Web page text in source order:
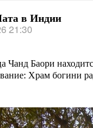
в Индии
21:30
Чанд Баори
Храм богини